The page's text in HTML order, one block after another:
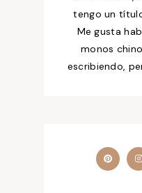
tengo un
Me gusta
monos
escribiendo,